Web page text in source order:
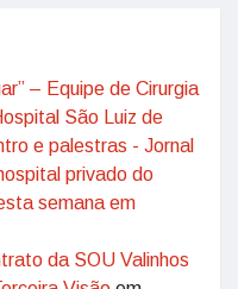
– Equipe de Cirurgia
São Luiz de
e palestras - Jornal
privado do
semana em
da SOU Valinhos